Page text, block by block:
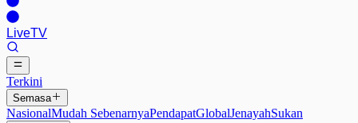
LiveTV
Terkini
Semasa
NasionalMudah SebenarnyaPendapatGlobalJenayahSukan